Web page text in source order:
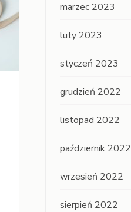
marzec 2023
luty 2023
styczeń 2023
grudzień 2022
listopad 2022
październik 2022
wrzesień 2022
sierpień 2022